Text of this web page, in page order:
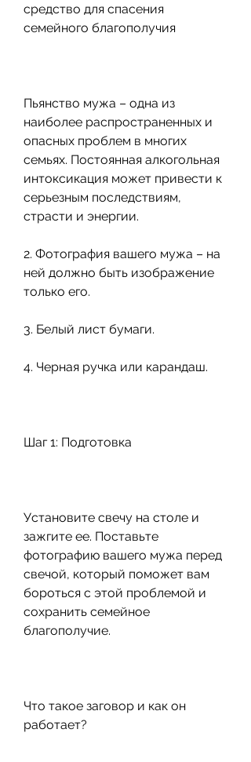
средство для спасения
семейного благополучия
Пьянство мужа – одна из
наиболее распространенных и
опасных проблем в многих
семьях. Постоянная алкогольная
интоксикация может привести к
серьезным последствиям,
страсти и энергии.
2. Фотография вашего мужа – на
ней должно быть изображение
только его.
3. Белый лист бумаги.
4. Черная ручка или карандаш.
Шаг 1: Подготовка
Установите свечу на столе и
зажгите ее. Поставьте
фотографию вашего мужа перед
свечой, который поможет вам
бороться с этой проблемой и
сохранить семейное
благополучие.
Что такое заговор и как он
работает?